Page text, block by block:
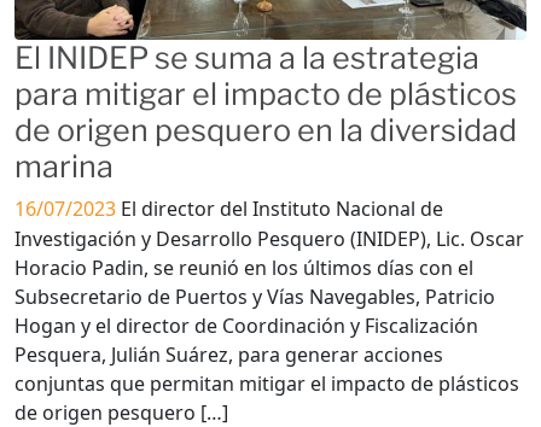
El INIDEP se suma a la estrategia
para mitigar el impacto de plásticos
de origen pesquero en la diversidad
marina
16/07/2023 El director del Instituto Nacional de
Investigación y Desarrollo Pesquero (INIDEP), Lic. Oscar
Horacio Padin, se reunió en los últimos días con el
Subsecretario de Puertos y Vías Navegables, Patricio
Hogan y el director de Coordinación y Fiscalización
Pesquera, Julián Suárez, para generar acciones
conjuntas que permitan mitigar el impacto de plásticos
de origen pesquero […]